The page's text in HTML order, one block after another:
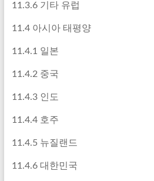
11.3.6 기타 유럽
11.4 아시아 태평양
11.4.1 일본
11.4.2 중국
11.4.3 인도
11.4.4 호주
11.4.5 뉴질랜드
11.4.6 대한민국